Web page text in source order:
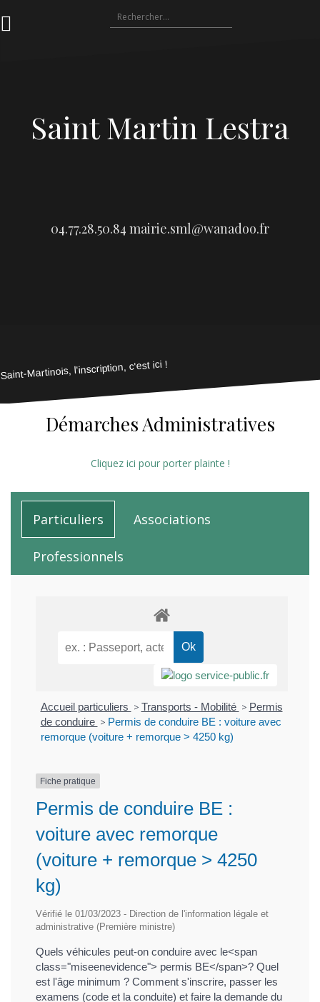
au
Rechercher :
Saint Martin Lestra
04.77.28.50.84 mairie.sml@wanadoo.fr
Saint-Martinois, l'inscription, c'est ici !
Démarches Administratives
Cliquez ici pour porter plainte !
Particuliers Associations
Professionnels
Accueil particuliers > Transports - Mobilité > Permis
de conduire > Permis de conduire BE : voiture avec
remorque (voiture + remorque > 4250 kg)
Fiche pratique
Permis de conduire BE :
voiture avec remorque
(voiture + remorque > 4250
kg)
Vérifié le 01/03/2023 - Direction de l'information légale et
administrative (Première ministre)
Quels véhicules peut-on conduire avec le<span
class="miseenevidence"> permis BE</span>? Quel
est l'âge minimum ? Comment s'inscrire, passer les
examens (code et la conduite) et faire la demande du